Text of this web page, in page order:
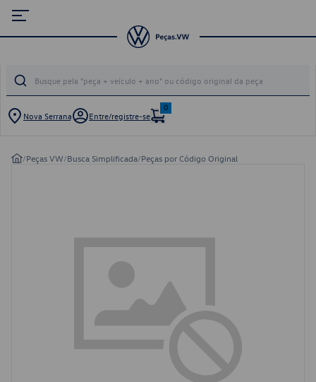
Nova Serrana Entre/registre-se
0
/Peças VW/Busca Simplificada/Peças por Código Original